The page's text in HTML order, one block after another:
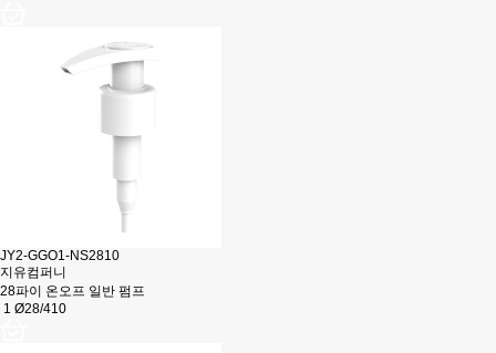
JY2-GGO1-NS2810
지유컴퍼니
28파이 온오프 일반 펌프
1 Ø28/410